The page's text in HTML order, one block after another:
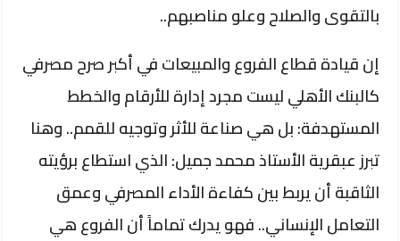
بالتقوى والصلاح وعلو مناصبهم..
​إن قيادة قطاع الفروع والمبيعات في أكبر صرح مصرفي
كالبنك الأهلي ليست مجرد إدارة للأرقام والخطط
المستهدفة: بل هي صناعة للأثر وتوجيه للقمم.. وهنا
تبرز عبقرية الأستاذ محمد جميل: الذي استطاع برؤيته
الثاقبة أن يربط بين كفاءة الأداء المصرفي وعمق
التعامل الإنساني.. فهو يدرك تماماً أن الفروع هي